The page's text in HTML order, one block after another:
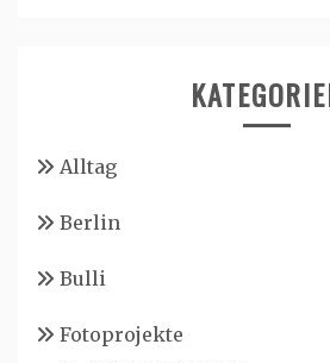
Alltag
Berlin
Bulli
Fotoprojekte